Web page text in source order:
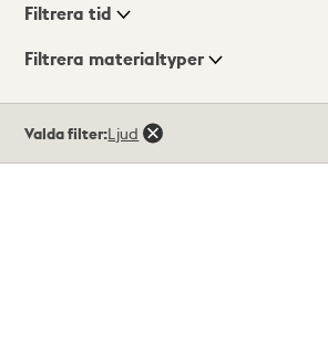
Visningsläge
Filtrera tid
Filtrera materialtyper
träffar
Valda filter:Ljud